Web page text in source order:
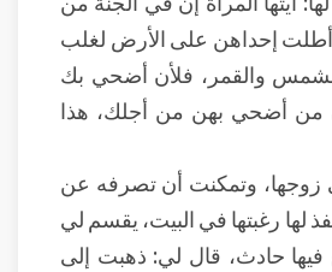
أطلت إحداهن على الأرض لغلب
والقمر، فلأن أضحي بك
من أضحي بهن من أجلك، هذا
وتمكنت أن تصرفه عن
لها رغبتها في البيت، يقسم لي
فيها حادث، قال لي: ذهبت إلى